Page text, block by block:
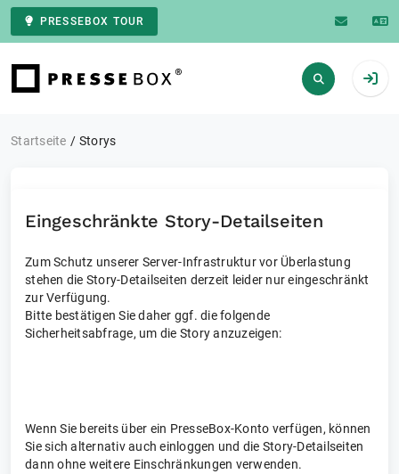
PRESSEBOX TOUR
Zur Startseite
Startseite Storys
Eingeschränkte Story-Detailseiten
Zum Schutz unserer Server-Infrastruktur vor Überlastung
stehen die Story-Detailseiten derzeit leider nur eingeschränkt
zur Verfügung.
Bitte bestätigen Sie daher ggf. die folgende
Sicherheitsabfrage, um die Story anzuzeigen:
Wenn Sie bereits über ein PresseBox-Konto verfügen, können
Sie sich alternativ auch einloggen und die Story-Detailseiten
dann ohne weitere Einschränkungen verwenden.